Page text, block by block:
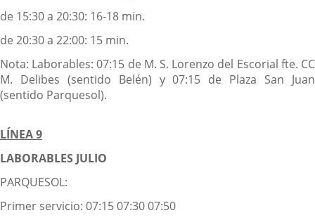
de 15:30 a 20:30: 16-18 min.
de 20:30 a 22:00: 15 min.
Nota: Laborables: 07:15 de M. S. Lorenzo del Escorial fte. CC
M. Delibes (sentido Belén) y 07:15 de Plaza San Juan
(sentido Parquesol).
LÍNEA 9
LABORABLES JULIO
PARQUESOL:
Primer servicio: 07:15 07:30 07:50